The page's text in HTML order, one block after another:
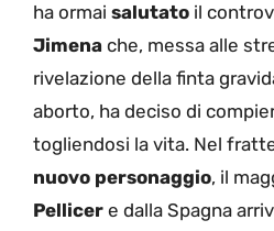
ha ormai salutato il
Jimena che, messa alle
rivelazione della finta
aborto, ha deciso di
togliendosi la vita. Nel
nuovo personaggio, il
Pellicer e dalla Spagna